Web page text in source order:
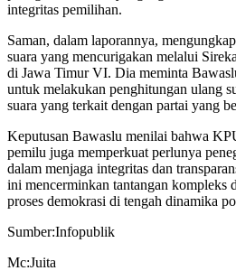
integritas pemilihan.
Saman, dalam laporannya,
suara yang mencurigakan melalui
di Jawa Timur VI. Dia meminta
untuk melakukan penghitungan ulang
suara yang terkait dengan partai yang
Keputusan Bawaslu menilai bahwa
pemilu juga memperkuat perlunya
dalam menjaga integritas dan
ini mencerminkan tantangan kompleks
proses demokrasi di tengah dinamika
Sumber:Infopublik
Mc:Juita